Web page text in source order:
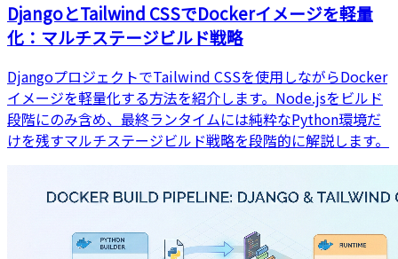
DjangoとTailwind CSSでDockerイメージを軽量
化：マルチステージビルド戦略
DjangoプロジェクトでTailwind CSSを使用しながらDocker
イメージを軽量化する方法を紹介します。Node.jsをビルド
段階にのみ含め、最終ランタイムには純粋なPython環境だ
けを残すマルチステージビルド戦略を段階的に解説します。